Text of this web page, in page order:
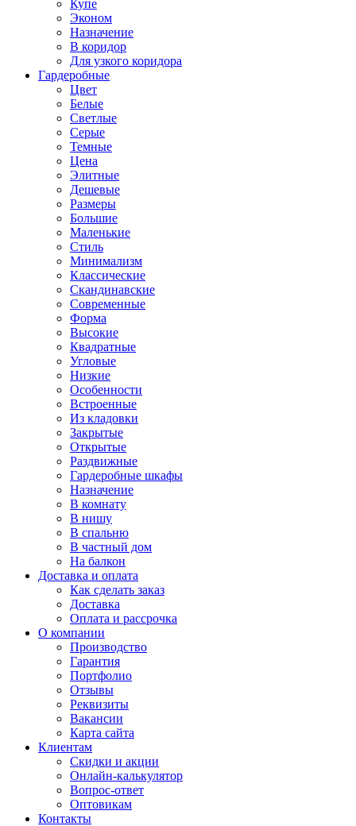
Купе
Эконом
Назначение
В коридор
Для узкого коридора
Гардеробные
Цвет
Белые
Светлые
Серые
Темные
Цена
Элитные
Дешевые
Размеры
Большие
Маленькие
Стиль
Минимализм
Классические
Скандинавские
Современные
Форма
Высокие
Квадратные
Угловые
Низкие
Особенности
Встроенные
Из кладовки
Закрытые
Открытые
Раздвижные
Гардеробные шкафы
Назначение
В комнату
В нишу
В спальню
В частный дом
На балкон
Доставка и оплата
Как сделать заказ
Доставка
Оплата и рассрочка
О компании
Производство
Гарантия
Портфолио
Отзывы
Реквизиты
Вакансии
Карта сайта
Клиентам
Скидки и акции
Онлайн-калькулятор
Вопрос-ответ
Оптовикам
Контакты